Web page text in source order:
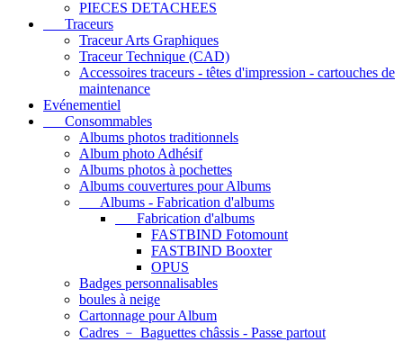
PIECES DETACHEES
Traceurs
Traceur Arts Graphiques
Traceur Technique (CAD)
Accessoires traceurs - têtes d'impression - cartouches de
maintenance
Evénementiel
Consommables
Albums photos traditionnels
Album photo Adhésif
Albums photos à pochettes
Albums couvertures pour Albums
Albums - Fabrication d'albums
Fabrication d'albums
FASTBIND Fotomount
FASTBIND Booxter
OPUS
Badges personnalisables
boules à neige
Cartonnage pour Album
Cadres ﹣ Baguettes châssis - Passe partout